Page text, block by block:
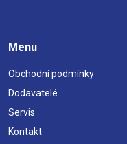
Menu
Obchodní podmínky
Dodavatelé
Servis
Kontakt